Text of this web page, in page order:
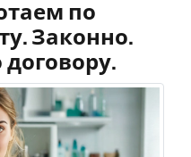
по
Законно.
договору.